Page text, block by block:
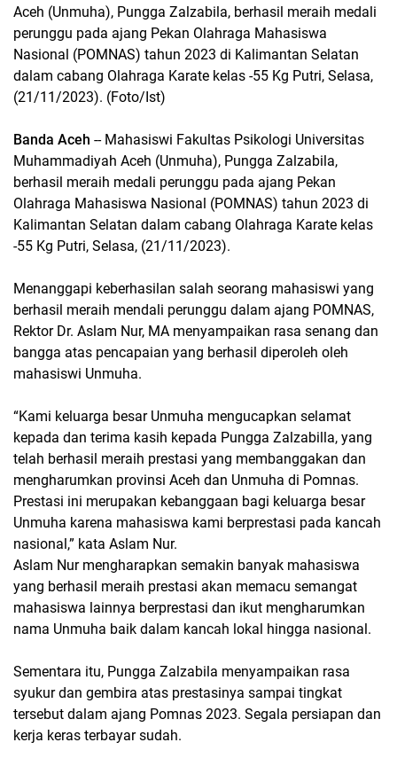
Aceh (Unmuha), Pungga Zalzabila, berhasil meraih medali
perunggu pada ajang Pekan Olahraga Mahasiswa
Nasional (POMNAS) tahun 2023 di Kalimantan Selatan
dalam cabang Olahraga Karate kelas -55 Kg Putri, Selasa,
(21/11/2023). (Foto/Ist)
Banda Aceh -- Mahasiswi Fakultas Psikologi Universitas
Muhammadiyah Aceh (Unmuha), Pungga Zalzabila,
berhasil meraih medali perunggu pada ajang Pekan
Olahraga Mahasiswa Nasional (POMNAS) tahun 2023 di
Kalimantan Selatan dalam cabang Olahraga Karate kelas
-55 Kg Putri, Selasa, (21/11/2023).
Menanggapi keberhasilan salah seorang mahasiswi yang
berhasil meraih mendali perunggu dalam ajang POMNAS,
Rektor Dr. Aslam Nur, MA menyampaikan rasa senang dan
bangga atas pencapaian yang berhasil diperoleh oleh
mahasiswi Unmuha.
“Kami keluarga besar Unmuha mengucapkan selamat
kepada dan terima kasih kepada Pungga Zalzabilla, yang
telah berhasil meraih prestasi yang membanggakan dan
mengharumkan provinsi Aceh dan Unmuha di Pomnas.
Prestasi ini merupakan kebanggaan bagi keluarga besar
Unmuha karena mahasiswa kami berprestasi pada kancah
nasional,” kata Aslam Nur.
Aslam Nur mengharapkan semakin banyak mahasiswa
yang berhasil meraih prestasi akan memacu semangat
mahasiswa lainnya berprestasi dan ikut mengharumkan
nama Unmuha baik dalam kancah lokal hingga nasional.
Sementara itu, Pungga Zalzabila menyampaikan rasa
syukur dan gembira atas prestasinya sampai tingkat
tersebut dalam ajang Pomnas 2023. Segala persiapan dan
kerja keras terbayar sudah.